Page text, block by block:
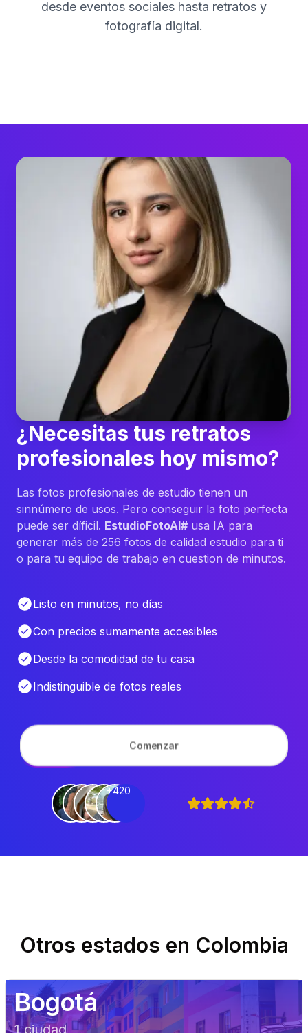
desde eventos sociales hasta retratos y
fotografía digital.
¿Necesitas tus retratos
profesionales hoy mismo?
Las fotos profesionales de estudio tienen un
sinnúmero de usos. Pero conseguir la foto perfecta
puede ser díficil. EstudioFotoAI# usa IA para
generar más de 256 fotos de calidad estudio para ti
o para tu equipo de trabajo en cuestion de minutos.
Listo en minutos, no días
Con precios sumamente accesibles
Desde la comodidad de tu casa
Indistinguible de fotos reales
Comenzar
+420
Otros estados en Colombia
Bogotá
1ciudad